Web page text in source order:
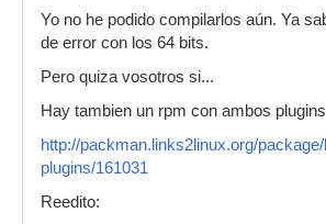
Yo no he podido compilarlos aún. Ya
de error con los 64 bits.
Pero quiza vosotros si...
Hay tambien un rpm con ambos plugins
http://packman.links2linux.org/
plugins/161031
Reedito: